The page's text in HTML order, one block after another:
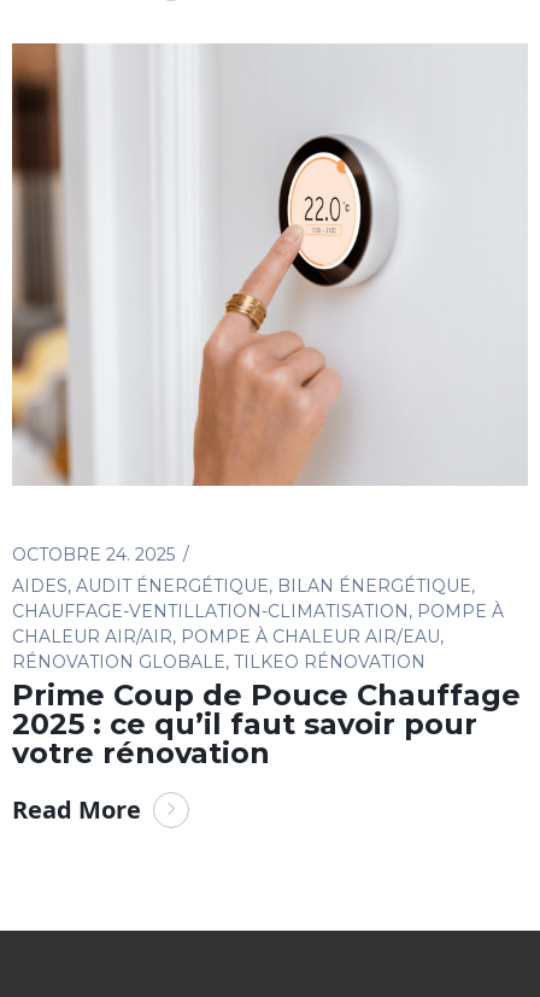
OCTOBRE 24. 2025
AIDES, AUDIT ÉNERGÉTIQUE, BILAN ÉNERGÉTIQUE,
CHAUFFAGE-VENTILLATION-CLIMATISATION, POMPE À
CHALEUR AIR/AIR, POMPE À CHALEUR AIR/EAU,
RÉNOVATION GLOBALE, TILKEO RÉNOVATION
Prime Coup de Pouce Chauffage
2025 : ce qu’il faut savoir pour
votre rénovation
Read More